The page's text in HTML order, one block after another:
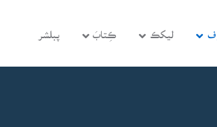
ليکڪ ڪِتابَ پبلشر